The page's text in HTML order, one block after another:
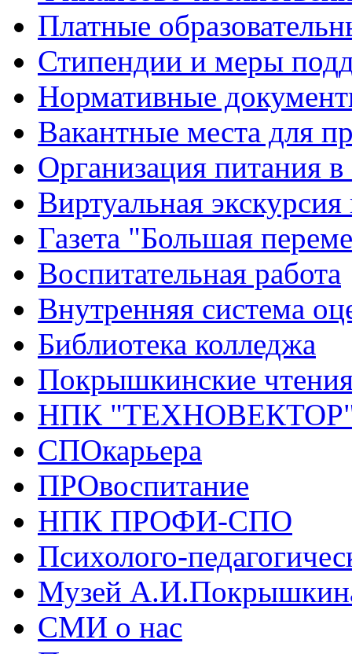
Платные
Стипендии и меры
Нормативные
Вакантные места для
Организация питания в
Виртуальная
Газета "Большая
Воспитательная работа
Внутренняя система
Библиотека колледжа
Покрышкинские
НПК
СПОкарьера
ПРОвоспитание
НПК ПРОФИ-СПО
Психолого-
Музей
СМИ о нас